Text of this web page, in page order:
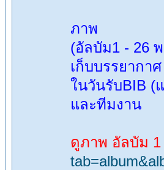
ภาพ
(อัลบัม1 - 26
เก็บบรรยากา
ในวันรับBIB (
และทีมงาน
ดูภาพ อัลบัม